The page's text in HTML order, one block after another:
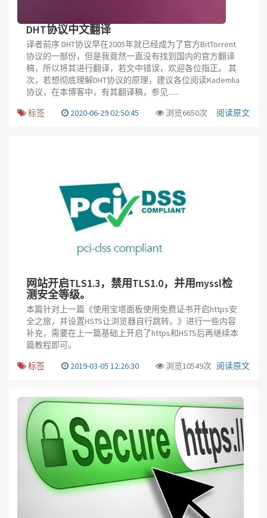
DHT协议中文翻译
译者前序 DHT协议早在2005年就已经成为了官方BitTorrent
协议的一部份，但是我竟然一直没有找到国内的官方翻译
稿，所以将其进行翻译，若文中错误，欢迎各位指正。 其
次，若想彻底理解DHT协议的原理，建议各位阅读Kademlia
协议，在本博客中，有其翻译稿，参见......
标签
2020-06-29 02:50:45 浏览6650次 阅读原文
网站开启TLS1.3，禁用TLS1.0，并用myssl检
测安全等级。
本篇针对上一篇《使用宝塔面板使用免费证书开启https安
全之旅，并设置HSTS让浏览器自行跳转。》进行一些内容
补充，需要在上一篇基础上开启了https和HSTS后再继续本
篇教程即可。
标签
2019-03-05 12:26:30 浏览10549次 阅读原文